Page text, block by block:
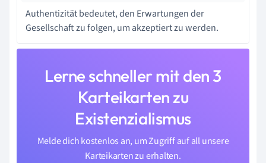
Authentizität bedeutet, den Erwartungen der
Gesellschaft zu folgen, um akzeptiert zu werden.
Lerne schneller mit den 3
Karteikarten zu
Existenzialismus
Melde dich kostenlos an, um Zugriff auf all unsere
Karteikarten zu erhalten.